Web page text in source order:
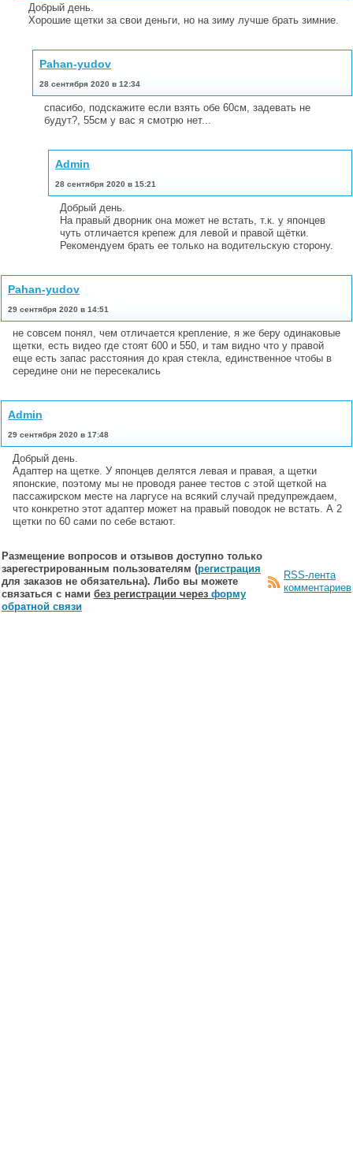
Добрый день.
Хорошие щетки за свои деньги, но на зиму лучше брать зимние.
Pahan-yudov
28 сентября 2020 в 12:34
спасибо, подскажите если взять обе 60см, задевать не
будут?, 55см у вас я смотрю нет...
Admin
28 сентября 2020 в 15:21
Добрый день.
На правый дворник она может не встать, т.к. у японцев
чуть отличается крепеж для левой и правой щётки.
Рекомендуем брать ее только на водительскую сторону.
Pahan-yudov
29 сентября 2020 в 14:51
не совсем понял, чем отличается крепление, я же беру одинаковые
щетки, есть видео где стоят 600 и 550, и там видно что у правой
еще есть запас расстояния до края стекла, единственное чтобы в
середине они не пересекались
Admin
29 сентября 2020 в 17:48
Добрый день.
Адаптер на щетке. У японцев делятся левая и правая, а щетки
японские, поэтому мы не проводя ранее тестов с этой щеткой на
пассажирском месте на ларгусе на всякий случай предупреждаем,
что конкретно этот адаптер может на правый поводок не встать. А 2
щетки по 60 сами по себе встают.
Размещение вопросов и отзывов доступно только
зарегестрированным пользователям (регистрация
для заказов не обязательна). Либо вы можете
связаться с нами без регистрации через форму
обратной связи
RSS-лента
комментариев